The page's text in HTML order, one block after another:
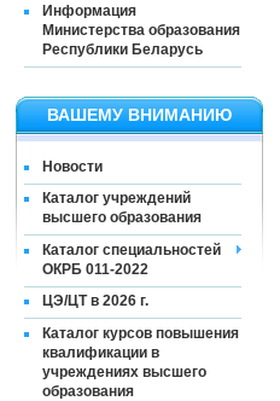
Информация
Министерства образования
Республики Беларусь
ВАШЕМУ ВНИМАНИЮ
Новости
Каталог учреждений
высшего образования
Каталог специальностей
ОКРБ 011-2022
ЦЭ/ЦТ в 2026 г.
Каталог курсов повышения
квалификации в
учреждениях высшего
образования